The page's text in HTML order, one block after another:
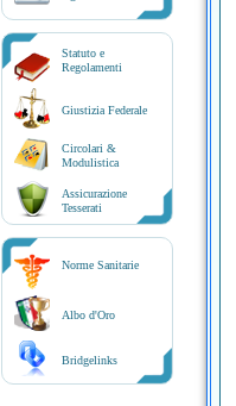
Statuto e
Regolamenti
Giustizia Federale
Circolari &
Modulistica
Assicurazione
Tesserati
Norme Sanitarie
Albo d'Oro
Bridgelinks